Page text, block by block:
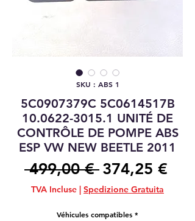
SKU : ABS 1
5C0907379C 5C0614517B
10.0622-3015.1 UNITÉ DE
CONTRÔLE DE POMPE ABS
ESP VW NEW BEETLE 2011
499,00 € Prix
original
374,25 €
TVA Incluse | Spedizione Gratuita
Véhicules compatibles *